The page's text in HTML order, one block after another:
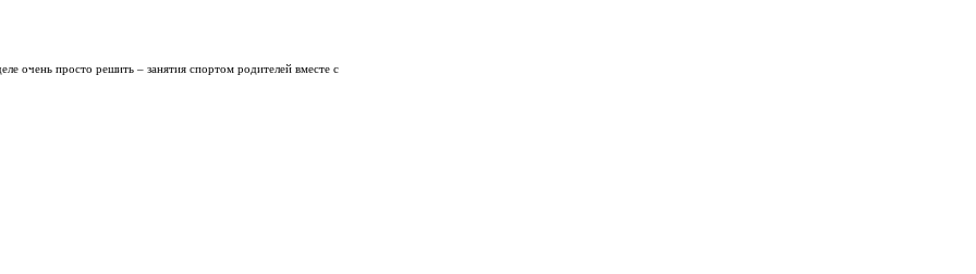
очень просто решить – занятия спортом родителей вместе с